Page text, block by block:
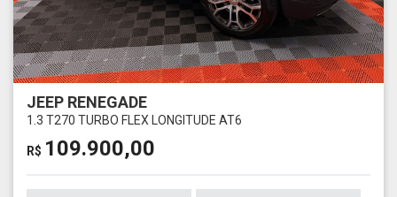
JEEP RENEGADE
1.3 T270 TURBO FLEX LONGITUDE AT6
R$ 109.900,00